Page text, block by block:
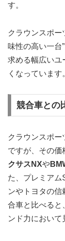
す。
クラウンスポー
味性の高い一台
求める幅広いユ
くなっています
競合車との
クラウンスポ
ですが、その価
クサスNXや
た、プレミアム
ンやトヨタの
合車と比べると
ンド力において